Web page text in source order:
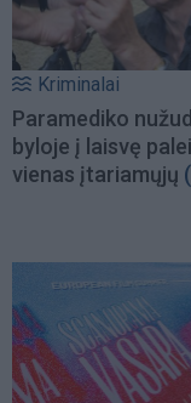
Kriminalai
Paramediko
byloje į laisvę
vienas įtariamųjų